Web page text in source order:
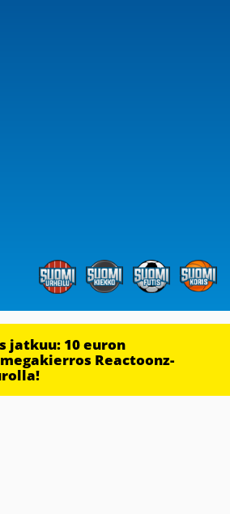
jatkuu: 10 euron
Reactoonz-